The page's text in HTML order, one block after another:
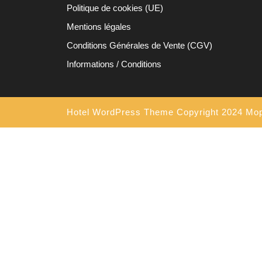
Politique de cookies (UE)
Mentions légales
Conditions Générales de Vente (CGV)
Informations / Conditions
Hotel WordPress Theme Copyright 2024